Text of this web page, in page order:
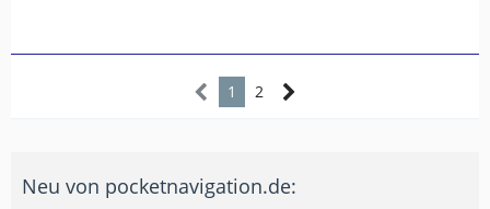
1 2
Neu von pocketnavigation.de: